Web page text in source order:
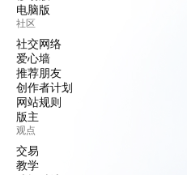
电脑版
社区
社交网络
爱心墙
推荐朋友
创作者计划
网站规则
版主
观点
交易
教学